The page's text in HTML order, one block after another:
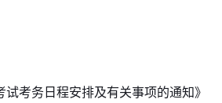
考务日程安排及有关事项的通知》